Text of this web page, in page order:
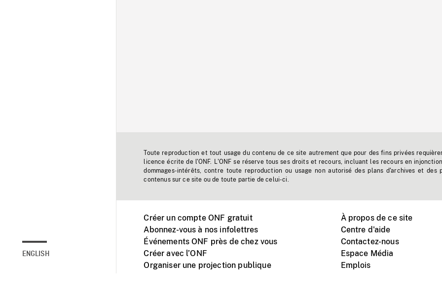
ENGLISH
Toute reproduction et tout usage du contenu de ce site autrement que pour des fins privées
licence écrite de l'ONF. L'ONF se réserve tous ses droits et recours, incluant les recours en
dommages-intérêts, contre toute reproduction ou usage non autorisé des plans d'archives et des
contenus sur ce site ou de toute partie de celui-ci.
Créer un compte ONF gratuit
Abonnez-vous à nos infolettres
Événements ONF près de chez vous
Créer avec l’ONF
Organiser une projection publique
À propos de ce site
Centre d'aide
Contactez-nous
Espace Média
Emplois